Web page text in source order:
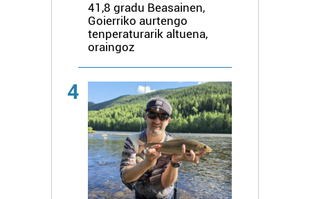
41,8 gradu Beasainen,
Goierriko aurtengo
tenperaturarik altuena,
oraingoz
4